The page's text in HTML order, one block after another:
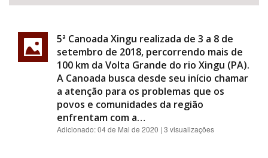
5ª Canoada Xingu realizada de 3 a 8 de
setembro de 2018, percorrendo mais de
100 km da Volta Grande do rio Xingu (PA).
A Canoada busca desde seu início chamar
a atenção para os problemas que os
povos e comunidades da região
enfrentam com a…
Adicionado:04 de Mai de 2020 | 3 visualizações